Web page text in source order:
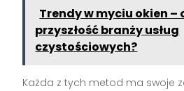
Trendy w myciu okien –
przyszłość branży usług
czystościowych?
Każda z tych metod ma swoje